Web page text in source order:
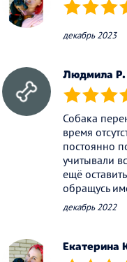
(*) (*) (*)
декабрь 2023
Людмила Р.
(*) (*) (*)
Собака
время
постоянно
учитывали
ещё
обращусь
декабрь 2022
Екатерина